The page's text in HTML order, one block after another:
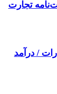
تجارت
/ درآمد